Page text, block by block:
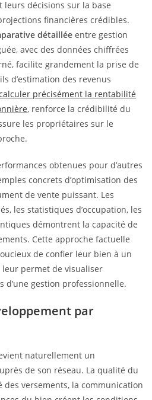
décisions sur la base
financières crédibles.
détaillée entre gestion
avec des données chiffrées
facilite grandement la prise de
d’estimation des revenus
précisément la rentabilité
, renforce la crédibilité du
les propriétaires sur le
obtenues pour d’autres
concrets d’optimisation des
de vente puissant. Les
les statistiques d’occupation, les
démontrent la capacité de
Cette approche factuelle
de confier leur bien à un
permet de visualiser
d’une gestion professionnelle.
par
naturellement un
de son réseau. La qualité du
versements, la communication